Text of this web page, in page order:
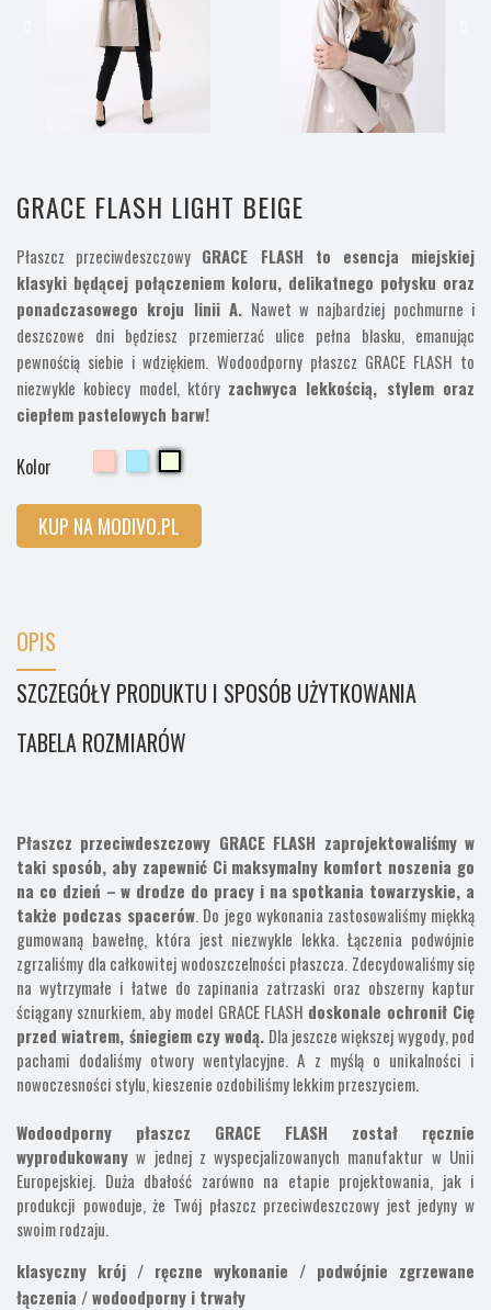
GRACE FLASH LIGHT BEIGE
Płaszcz przeciwdeszczowy GRACE FLASH to esencja miejskiej
klasyki będącej połączeniem koloru, delikatnego połysku oraz
ponadczasowego kroju linii A. Nawet w najbardziej pochmurne i
deszczowe dni będziesz przemierzać ulice pełna blasku, emanując
pewnością siebie i wdziękiem. Wodoodporny płaszcz GRACE FLASH to
niezwykle kobiecy model, który zachwyca lekkością, stylem oraz
ciepłem pastelowych barw!
Kolor
KUP NA MODIVO.PL
OPIS
SZCZEGÓŁY PRODUKTU I SPOSÓB UŻYTKOWANIA
TABELA ROZMIARÓW
Płaszcz przeciwdeszczowy GRACE FLASH zaprojektowaliśmy w
taki sposób, aby zapewnić Ci maksymalny komfort noszenia go
na co dzień – w drodze do pracy i na spotkania towarzyskie, a
także podczas spacerów. Do jego wykonania zastosowaliśmy miękką
gumowaną bawełnę, która jest niezwykle lekka. Łączenia podwójnie
zgrzaliśmy dla całkowitej wodoszczelności płaszcza. Zdecydowaliśmy się
na wytrzymałe i łatwe do zapinania zatrzaski oraz obszerny kaptur
ściągany sznurkiem, aby model GRACE FLASH doskonale ochronił Cię
przed wiatrem, śniegiem czy wodą. Dla jeszcze większej wygody, pod
pachami dodaliśmy otwory wentylacyjne. A z myślą o unikalności i
nowoczesności stylu, kieszenie ozdobiliśmy lekkim przeszyciem.
Wodoodporny płaszcz GRACE FLASH został ręcznie
wyprodukowany w jednej z wyspecjalizowanych manufaktur w Unii
Europejskiej. Duża dbałość zarówno na etapie projektowania, jak i
produkcji powoduje, że Twój płaszcz przeciwdeszczowy jest jedyny w
swoim rodzaju.
klasyczny krój / ręczne wykonanie / podwójnie zgrzewane
łączenia /wodoodporny i trwały